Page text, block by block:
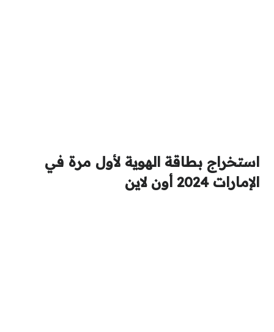
استخراج بطاقة الهوية لأول مرة في
الإمارات 2024 أون لاين